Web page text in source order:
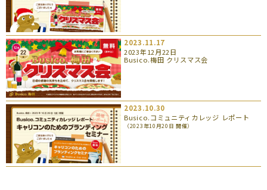
2023.11.17
2023年12月22日
Busico.梅田 クリスマス会
2023.10.30
Busico.コミュニティカレッジ レポート
（2023年10月20日 開催）